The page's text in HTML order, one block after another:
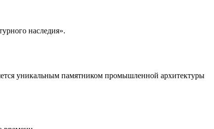
наследия».
уникальным памятником промышленной архитектуры